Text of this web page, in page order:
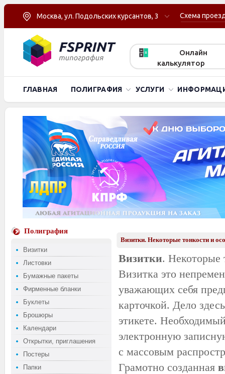
Москва, ул. Подольских курсантов, 3 Схема
Онлайн
калькулятор
ГЛАВНАЯ ПОЛИГРАФИЯ УСЛУГИ
Полиграфия
Визитки
Листовки
Бумажные пакеты
Фирменные бланки
Буклеты
Брошюры
Календари
Открытки, приглашения
Постеры
Папки
Визитки. Некоторые тонкости и
Визитки. Некоторые
Визитка это
уважающих себя
карточкой. Дело
этикете.
электронную
с массовым
Грамотно созданная